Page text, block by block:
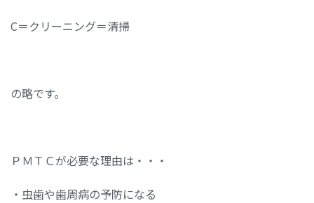
C＝クリーニング＝清掃
の略です。
ＰＭＴＣが必要な理由は・・・
・虫歯や歯周病の予防になる